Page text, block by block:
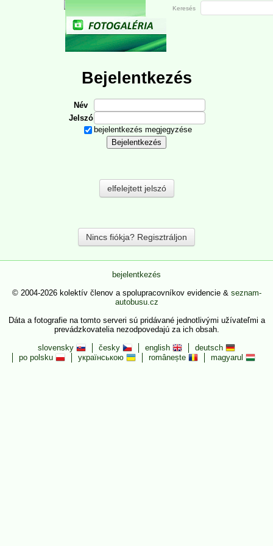
Bejelentkezés
Név
Jelszó
bejelentkezés megjegyzése
elfelejtett jelszó
Nincs fiókja? Regisztráljon
Keresés
bejelentkezés
© 2004-2026 kolektív členov a spolupracovníkov evidencie & seznam-
autobusu.cz
Dáta a fotografie na tomto serveri sú pridávané jednotlivými užívateľmi a
prevádzkovatelia nezodpovedajú za ich obsah.
slovensky
česky english
deutsch
po polsku
українською românește magyarul